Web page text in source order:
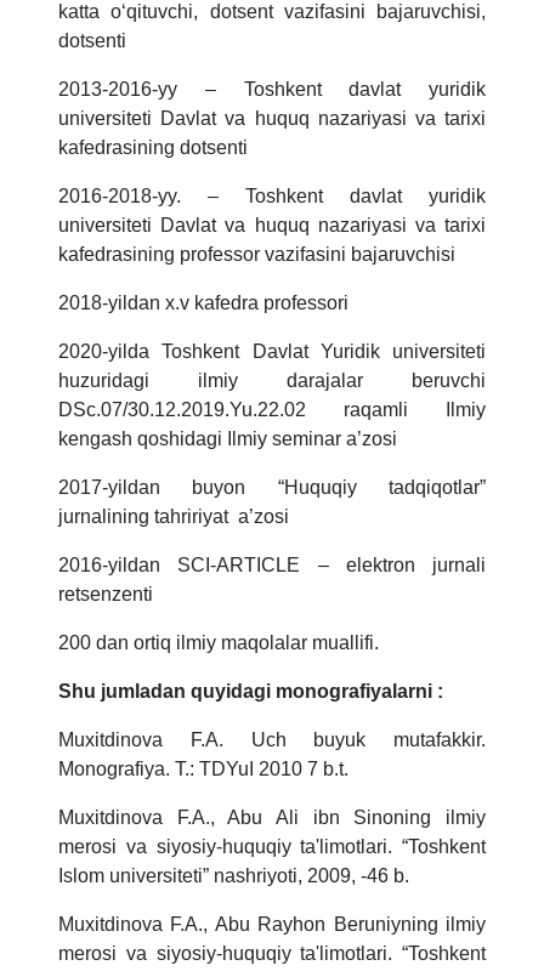
katta o‘qituvchi, dotsent vazifasini bajaruvchisi,
dotsenti
2013-2016-yy – Toshkent davlat yuridik
universiteti Davlat va huquq nazariyasi va tarixi
kafedrasining dotsenti
2016-2018-yy. – Toshkent davlat yuridik
universiteti Davlat va huquq nazariyasi va tarixi
kafedrasining professor vazifasini bajaruvchisi
2018-yildan x.v kafedra professori
2020-yilda Toshkent Davlat Yuridik universiteti
huzuridagi ilmiy darajalar beruvchi
DSc.07/30.12.2019.Yu.22.02 raqamli Ilmiy
kengash qoshidagi Ilmiy seminar a’zosi
2017-yildan buyon “Huquqiy tadqiqotlar”
jurnalining tahririyat a’zosi
2016-yildan SCI-ARTICLE – elektron jurnali
retsenzenti
200 dan ortiq ilmiy maqolalar muallifi.
Shu jumladan quyidagi monografiyalarni :
Muxitdinova F.A. Uch buyuk mutafakkir.
Monografiya. T.: TDYuI 2010 7 b.t.
Muxitdinova F.A., Abu Ali ibn Sinoning ilmiy
merosi va siyosiy-huquqiy ta'limotlari. “Toshkent
Islom universiteti” nashriyoti, 2009, -46 b.
Muxitdinova F.A., Abu Rayhon Beruniyning ilmiy
merosi va siyosiy-huquqiy ta'limotlari. “Toshkent